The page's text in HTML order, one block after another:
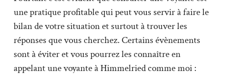
une pratique profitable qui peut vous servir à faire le
bilan de votre situation et surtout à trouver les
réponses que vous cherchez. Certains évènements
sont à éviter et vous pourrez les connaître en
appelant une voyante à Himmelried comme moi :